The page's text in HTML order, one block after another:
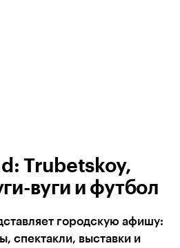
Trubetskoy,
вуги и футбол
городскую афишу:
спектакли, выставки и